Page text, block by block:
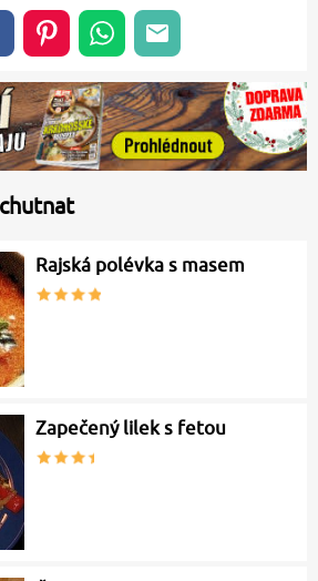
Rajská polévka s masem
Zapečený lilek s fetou